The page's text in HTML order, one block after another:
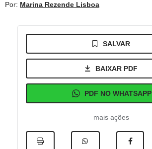
Por: Marina Rezende Lisboa
SALVAR
BAIXAR PDF
PDF NO WHATSAPP
mais ações